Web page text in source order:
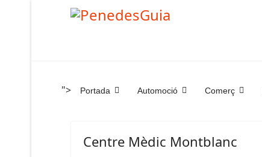
"> Portada Automoció Comerç
Centre Mèdic Montblanc